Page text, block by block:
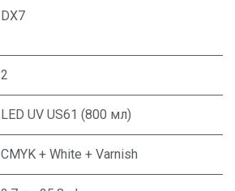
DX7
2
LED UV US61 (800 мл)
CMYK + White + Varnish